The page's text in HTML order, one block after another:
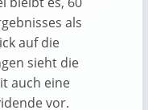
als
auf die
sieht die
auch eine
vor.